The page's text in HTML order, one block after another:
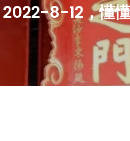
2022-8-12，懂